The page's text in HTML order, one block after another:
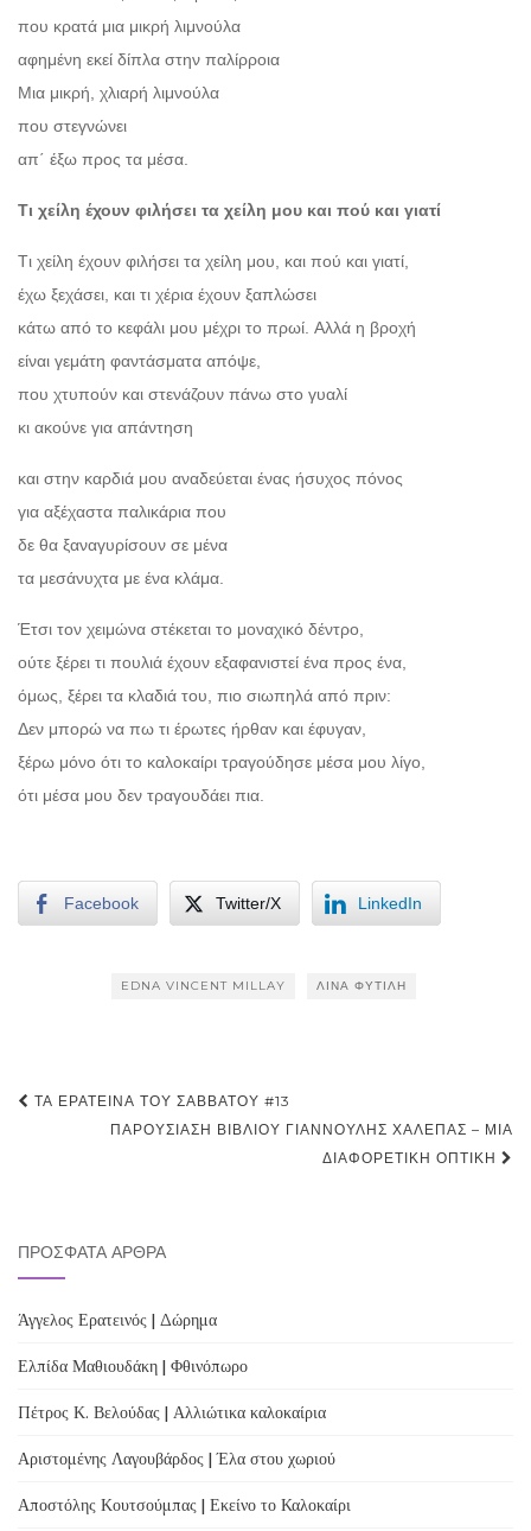
που κρατά μια μικρή λιμνούλα
αφημένη εκεί δίπλα στην παλίρροια
Μια μικρή, χλιαρή λιμνούλα
που στεγνώνει
απ΄ έξω προς τα μέσα.
Τι χείλη έχουν φιλήσει τα χείλη μου και πού και γιατί
Tι χείλη έχουν φιλήσει τα χείλη μου, και πού και γιατί,
έχω ξεχάσει, και τι χέρια έχουν ξαπλώσει
κάτω από το κεφάλι μου μέχρι το πρωί. Αλλά η βροχή
είναι γεμάτη φαντάσματα απόψε,
που χτυπούν και στενάζουν πάνω στο γυαλί
κι ακούνε για απάντηση
και στην καρδιά μου αναδεύεται ένας ήσυχος πόνος
για αξέχαστα παλικάρια που
δε θα ξαναγυρίσουν σε μένα
τα μεσάνυχτα με ένα κλάμα.
Έτσι τον χειμώνα στέκεται το μοναχικό δέντρο,
ούτε ξέρει τι πουλιά έχουν εξαφανιστεί ένα προς ένα,
όμως, ξέρει τα κλαδιά του, πιο σιωπηλά από πριν:
Δεν μπορώ να πω τι έρωτες ήρθαν και έφυγαν,
ξέρω μόνο ότι το καλοκαίρι τραγούδησε μέσα μου λίγο,
ότι μέσα μου δεν τραγουδάει πια.
Facebook Twitter/X LinkedIn
EDNA VINCENT MILLAY ΛΊΝΑ ΦΥΤΙΛΉ
Post
navigation
ΤΑ ΕΡΑΤΕΙΝΆ ΤΟΥ ΣΑΒΒΆΤΟΥ #13
ΠΑΡΟΥΣΊΑΣΗ ΒΙΒΛΊΟΥ ΓΙΑΝΝΟΥΛΗΣ ΧΑΛΕΠΑΣ – ΜΊΑ
ΔΙΑΦΟΡΕΤΙΚΉ ΟΠΤΙΚΉ
ΠΡΌΣΦΑΤΑ ΆΡΘΡΑ
Άγγελος Ερατεινός | Δώρημα
Ελπίδα Μαθιουδάκη | Φθινόπωρο
Πέτρος Κ. Βελούδας | Αλλιώτικα καλοκαίρια
Αριστομένης Λαγουβάρδος | Έλα στου χωριού
Αποστόλης Κουτσούμπας | Εκείνο το Καλοκαίρι